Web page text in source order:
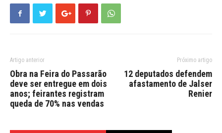
Artigo anterior
Obra na Feira do Passarão
deve ser entregue em dois
anos; feirantes registram
queda de 70% nas vendas
Próximo artigo
12 deputados defendem
afastamento de Jalser
Renier